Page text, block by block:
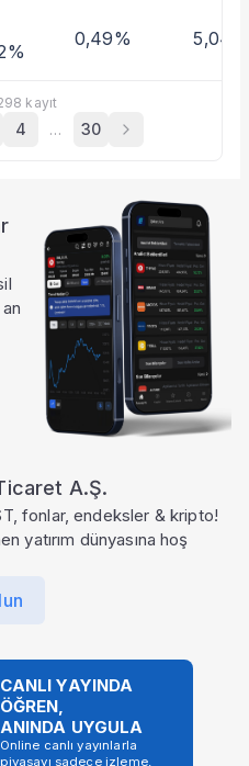
0,49% 5,04%
kayıt
4 … 30
A.Ş.
fonlar, endeksler & kripto!
yatırım dünyasına hoş
CANLI YAYINDA
ÖĞREN,
ANINDA UYGULA
Online canlı yayınlarla
piyasayı sadece izleme,